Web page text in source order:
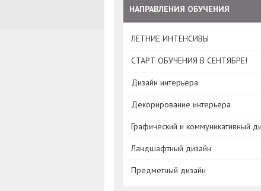
НАПРАВЛЕНИЯ ОБУЧЕНИЯ
ЛЕТНИЕ ИНТЕНСИВЫ
СТАРТ ОБУЧЕНИЯ В СЕНТЯБРЕ!
Дизайн интерьера
Декорирование интерьера
Графический и коммуникативный
Ландшафтный дизайн
Предметный дизайн